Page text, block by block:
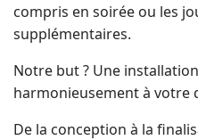
compris en soirée ou les
supplémentaires.
Notre but ? Une installation
harmonieusement à votre
De la conception à la